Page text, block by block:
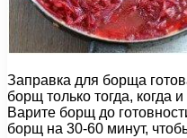
Заправка для борща
борщ только тогда, когда
Варите борщ до
борщ на 30-60 минут,